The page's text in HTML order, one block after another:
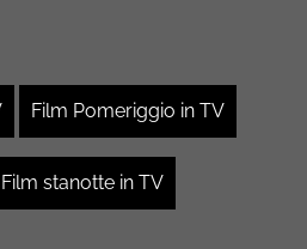
Film Pomeriggio in TV
Film stanotte in TV